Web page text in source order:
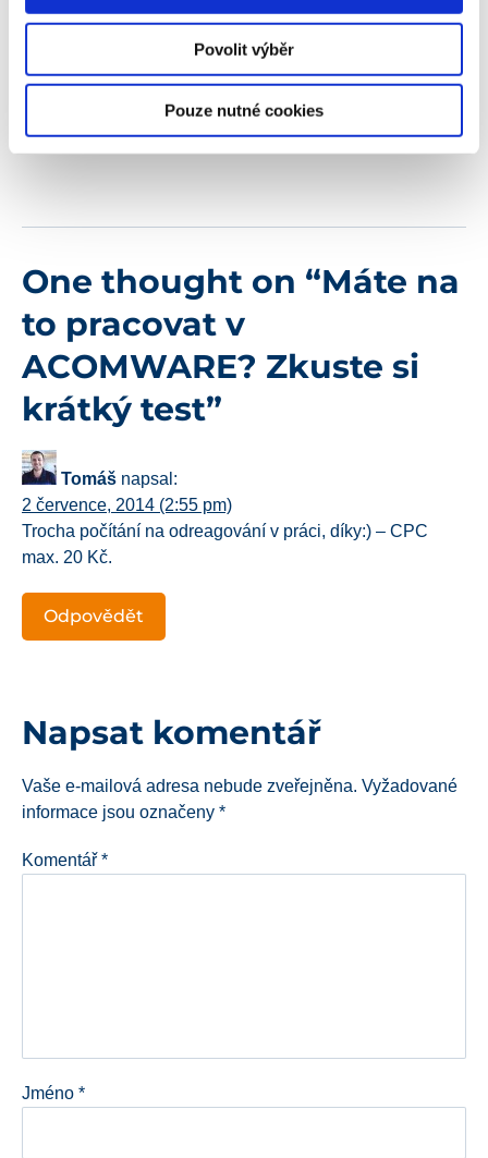
Povolit výběr
Pouze nutné cookies
Aktivně se věnuje zejména
problematice PR a obsahu. Připravuje
případové studie, výstupy pro média i
populárně-naučné články pro náš blog.
One thought on “Máte na
to pracovat v
ACOMWARE? Zkuste si
krátký test”
Tomáš napsal:
2 července, 2014 (2:55 pm)
Trocha počítání na odreagování v práci, díky:) – CPC
max. 20 Kč.
Odpovědět
Napsat komentář
Vaše e-mailová adresa nebude zveřejněna. Vyžadované
informace jsou označeny *
Komentář *
Jméno *